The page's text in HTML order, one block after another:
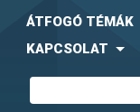
ÁTFOGÓ TÉMÁK
KAPCSOLAT